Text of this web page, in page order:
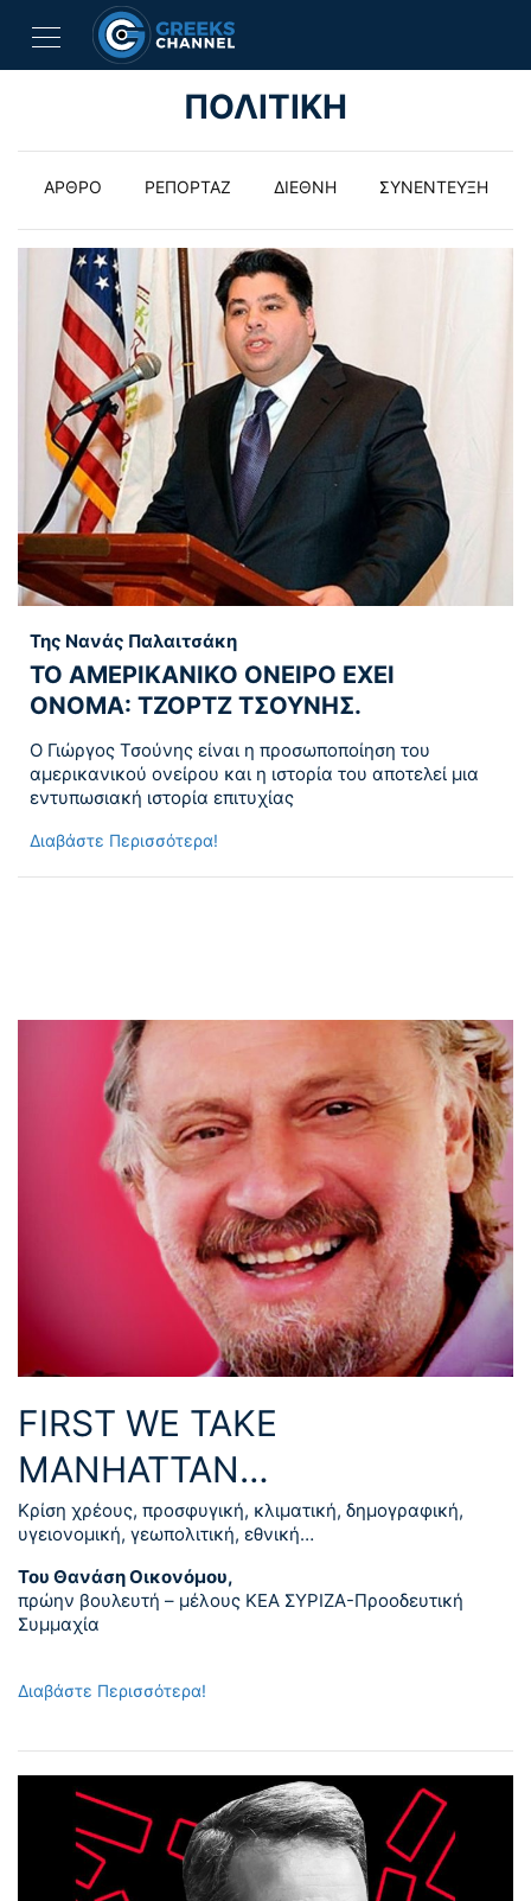
ΠΟΛΙΤΙΚΗ
ΑΡΘΡΟ ΡΕΠΟΡΤΑΖ ΔΙΕΘΝΗ ΣΥΝΕΝΤΕΥΞΗ
Της Νανάς Παλαιτσάκη
ΤΟ ΑΜΕΡΙΚΑΝΙΚΟ ΟΝΕΙΡΟ ΕΧΕΙ
ΟΝΟΜΑ: ΤΖΟΡΤΖ ΤΣΟΥΝΗΣ.
Ο Γιώργος Τσούνης είναι η προσωποποίηση του
αμερικανικού ονείρου και η ιστορία του αποτελεί μια
εντυπωσιακή ιστορία επιτυχίας
Διαβάστε Περισσότερα!
FIRST WE TAKE
MANHATTAN…
Κρίση χρέους, προσφυγική, κλιματική, δημογραφική,
υγειονομική, γεωπολιτική, εθνική…
Του Θανάση Οικονόμου,
πρώην βουλευτή – μέλους ΚΕΑ ΣΥΡΙΖΑ-Προοδευτική
Συμμαχία
Διαβάστε Περισσότερα!